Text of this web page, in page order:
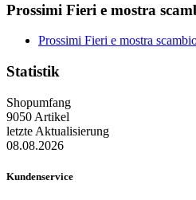
Prossimi Fieri e mostra
Prossimi Fieri e mostra
Statistik
Shopumfang
9050 Artikel
letzte Aktualisierung
08.08.2026
Kundenservice